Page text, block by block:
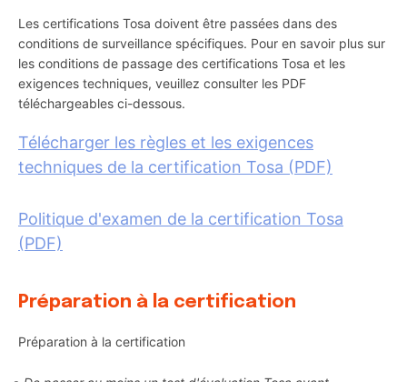
Les certifications Tosa doivent être passées dans des
conditions de surveillance spécifiques. Pour en savoir plus sur
les conditions de passage des certifications Tosa et les
exigences techniques, veuillez consulter les PDF
téléchargeables ci-dessous.
Télécharger les règles et les exigences
techniques de la certification Tosa (PDF)
Politique d'examen de la certification Tosa
(PDF)
Préparation à la certification
Préparation à la certification